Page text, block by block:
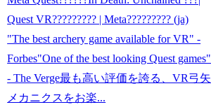
Quest VR????????? | Meta????????? (ja)
"The best archery game available for VR" -
Forbes"One of the best looking Quest games"
- The Verge最も高い評価を誇る、VR弓矢
メカニクスをお楽...